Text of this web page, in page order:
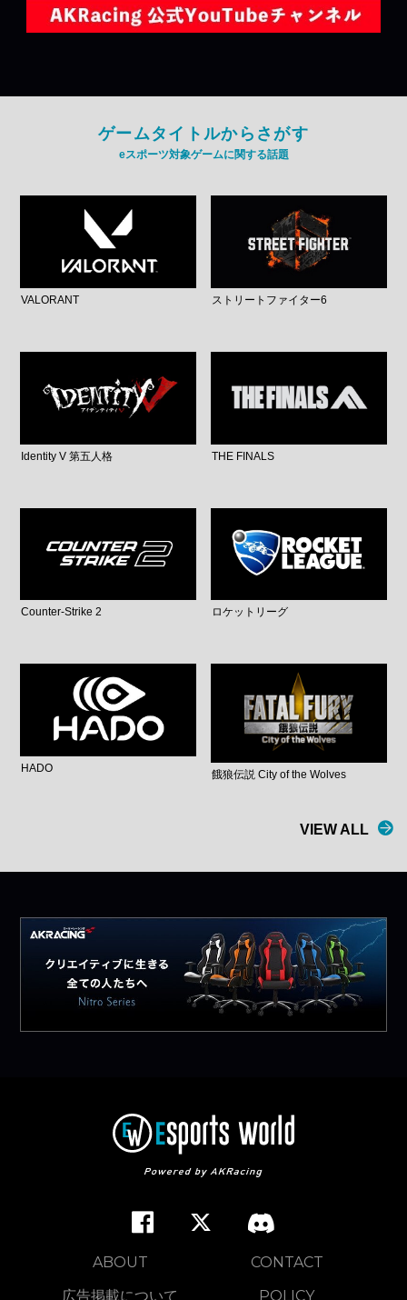
ゲームタイトルからさがす
eスポーツ対象ゲームに関する話題
VALORANT ストリートファイター6
Identity V 第五人格 THE FINALS
Counter-Strike 2 ロケットリーグ
HADO
餓狼伝説 City of the Wolves
VIEW ALL
ABOUT
CONTACT
広告掲載について
POLICY